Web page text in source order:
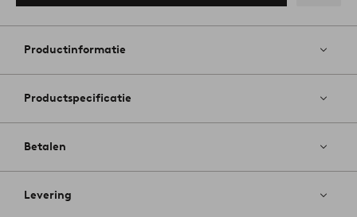
aan
Productinformatie
Productspecificatie
Betalen
Levering